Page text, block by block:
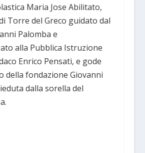
Maria Jose Abilitato,
Torre del Greco guidato dal
Palomba e
alla Pubblica Istruzione
Enrico Pensati, e gode
della fondazione Giovanni
dalla sorella del